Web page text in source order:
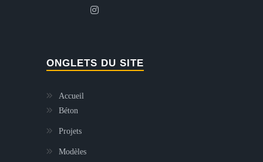
ONGLETS DU SITE
Accueil
Béton
Projets
Modèles